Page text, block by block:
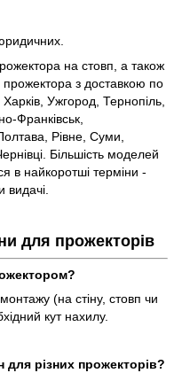
на стовп, а також
з доставкою по
Ужгород, Тернопіль,
Франківськ,
Рівне, Суми,
Більшість моделей
в найкоротші терміни -
для прожекторів
(на стіну, стовп чи
кут нахилу.
різних прожекторів?